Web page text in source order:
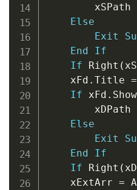
        xSPath
Else
Exit
End
If
If Right (
    xFd
. Title =
If xFd . Show
        xDPath
Else
Exit
End
If
If Right (
    xExtArr
=